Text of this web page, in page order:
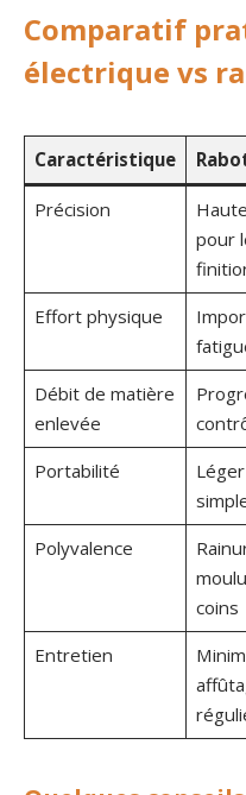
Comparatif
électrique vs
Caractéristique
Précision
pour
Effort physique
Débit de matière
enlevée
Portabilité
Polyvalence
coins
Entretien